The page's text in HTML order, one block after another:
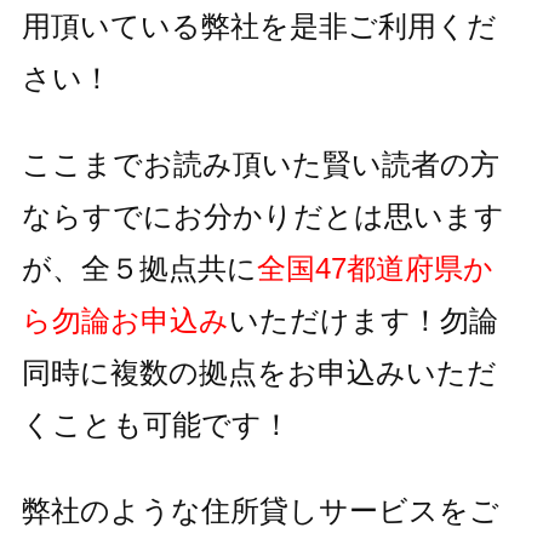
用頂いている弊社を是非ご利用くだ
さい！
ここまでお読み頂いた賢い読者の方
ならすでにお分かりだとは思います
が、全５拠点共に全国47都道府県か
ら勿論お申込みいただけます！ 勿論
同時に複数の拠点をお申込みいただ
くことも可能です！
弊社のような住所貸しサービスをご